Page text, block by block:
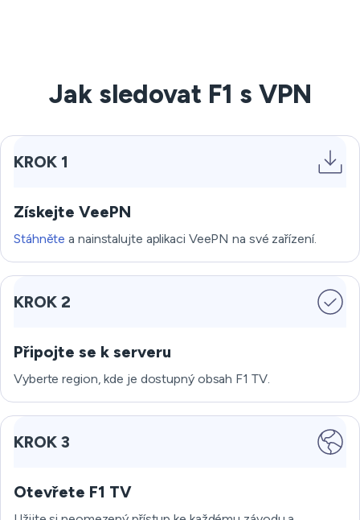
Jak sledovat F1 s VPN
KROK 1
Získejte VeePN
Stáhněte a nainstalujte aplikaci VeePN na své zařízení.
KROK 2
Připojte se k serveru
Vyberte region, kde je dostupný obsah F1 TV.
KROK 3
Otevřete F1 TV